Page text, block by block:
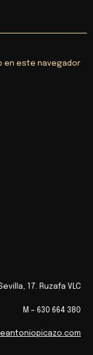
en este navegador
17. Ruzafa VLC
M – 630 664 380